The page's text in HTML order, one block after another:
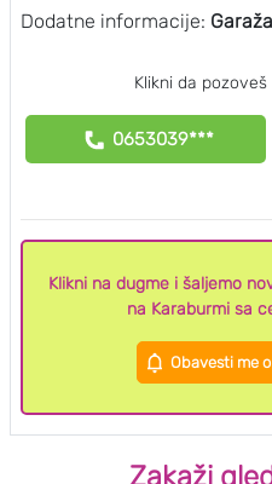
Dodatne informacije: Garaža
Klikni da
0653039***
Klikni na dugme i šaljemo
na Karaburmi sa
Obavesti me
Zakaži